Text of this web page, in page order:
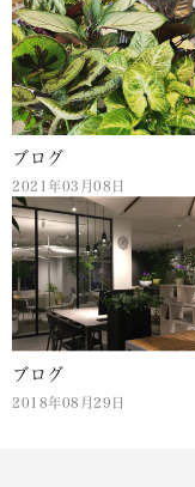
ブログ
2021年03月08日
ブログ
2018年08月29日